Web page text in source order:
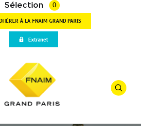
Qui sommes-nous
Sélection 0
À LA FNAIM GRAND PARIS
Extranet
Offre
Vente